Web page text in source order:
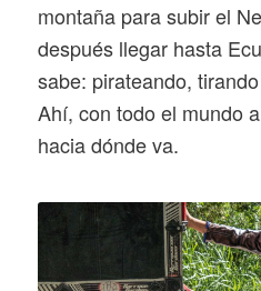
montaña para subir el
después llegar hasta
sabe: pirateando,
Ahí, con todo el mundo
hacia dónde va.